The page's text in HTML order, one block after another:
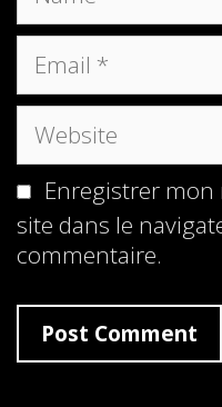
Enregistrer
site dans le
commentaire.